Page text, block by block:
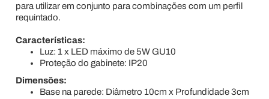
para utilizar em conjunto para combinações com um perfil
requintado.
Características:
Luz: 1 x LED máximo de 5W GU10
Proteção do gabinete: IP20
Dimensões:
Base na parede: Diâmetro 10cm x Profundidade 3cm